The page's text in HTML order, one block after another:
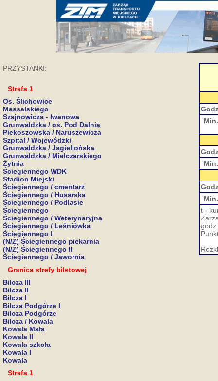
PRZYSTANKI:
Strefa 1
Os. Ślichowice
Massalskiego
Szajnowicza - Iwanowa
Grunwaldzka / os. Pod Dalnią
Piekoszowska / Naruszewicza
Szpital / Wojewódzki
Grunwaldzka / Jagiellońska
Grunwaldzka / Mielczarskiego
Żytnia
Ściegiennego WDK
Stadion Miejski
Ściegiennego / cmentarz
Ściegiennego / Husarska
Ściegiennego / Podlasie
Ściegiennego
Ściegiennego / Weterynaryjna
Ściegiennego / Leśniówka
Ściegiennego I
(N/Ż) Ściegiennego piekarnia
(N/Ż) Ściegiennego II
Ściegiennego / Jawornia
Granica strefy biletowej
Bilcza III
Bilcza II
Bilcza I
Bilcza Podgórze I
Bilcza Podgórze
Bilcza / Kowala
Kowala Mała
Kowala II
Kowala szkoła
Kowala I
Kowala
Strefa 1
Min.
Min.
Min.
t -